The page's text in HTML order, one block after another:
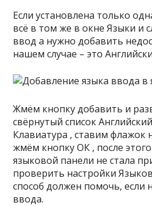
Если установлена только
всё в том же в окне Языки и
ввод а нужно добавить
нашем случае – это
Жмём кнопку добавить и
свёрнутый список
Клавиатура , ставим
жмём кнопку ОК , после
языковой панели не стала
проверить настройки
способ должен помочь, если
ввода.